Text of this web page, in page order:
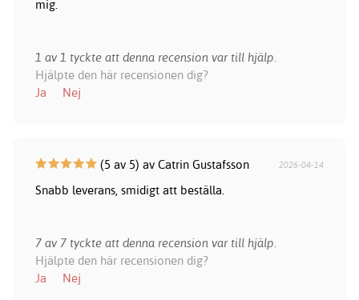
mig.
1 av 1 tyckte att denna recension var till hjälp.
Hjälpte den här recensionen dig?
Ja
Nej
(5 av 5) av Catrin Gustafsson 2026-04-14
Snabb leverans, smidigt att beställa.
7 av 7 tyckte att denna recension var till hjälp.
Hjälpte den här recensionen dig?
Ja
Nej